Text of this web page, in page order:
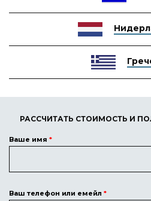
РАССЧИТАТЬ СТОИМОСТЬ И
Ваше имя *
Ваш телефон или емейл *